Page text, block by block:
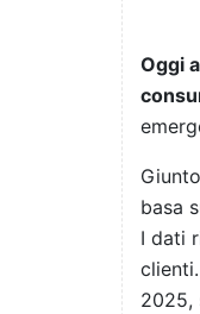
Oggi
basa
I dati
2025,